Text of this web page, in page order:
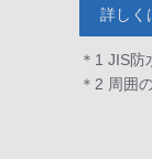
詳しく
＊1 JIS
＊2 周囲